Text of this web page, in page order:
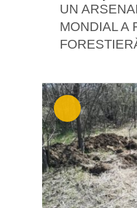
UN
MONDIAL A